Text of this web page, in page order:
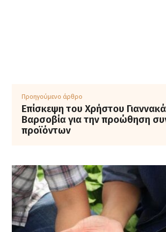
Προηγούμενο άρθρο
Επίσκεψη του Χρήστου
Βαρσοβία για την προώθηση
προϊόντων